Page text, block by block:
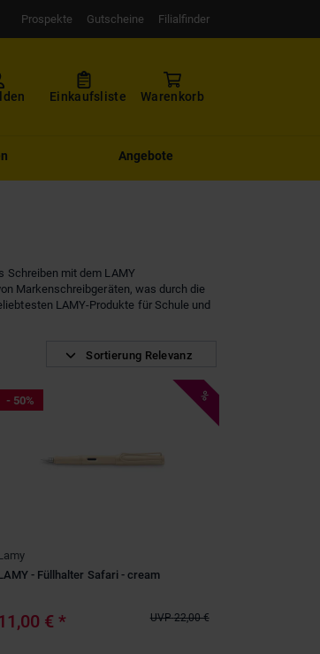
Prospekte Gutscheine Filialfinder
Einkaufsliste Warenkorb
Angebote
Schreiben mit dem LAMY
Markenschreibgeräten, was durch die
LAMY-Produkte für Schule und
Sortierung Relevanz
- 50% %
- Füllhalter Safari - cream
11,00 € * UVP 22,00 €